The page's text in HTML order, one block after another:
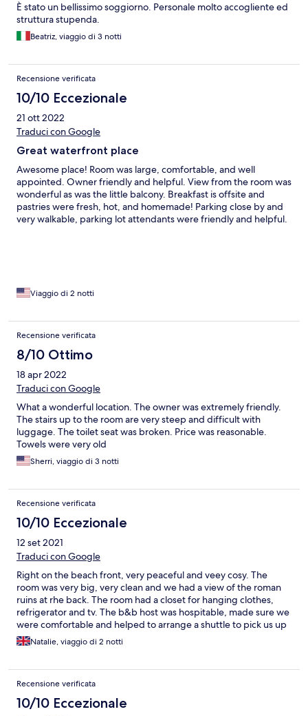
È stato un bellissimo soggiorno. Personale molto accogliente ed
struttura stupenda.
Beatriz, viaggio di 3 notti
Recensione verificata
10/10 Eccezionale
21 ott 2022
Traduci con Google
Great waterfront place
Awesome place! Room was large, comfortable, and well
appointed. Owner friendly and helpful. View from the room was
wonderful as was the little balcony. Breakfast is offsite and
pastries were fresh, hot, and homemade! Parking close by and
very walkable, parking lot attendants were friendly and helpful.
Viaggio di 2 notti
Recensione verificata
8/10 Ottimo
18 apr 2022
Traduci con Google
What a wonderful location. The owner was extremely friendly.
The stairs up to the room are very steep and difficult with
luggage. The toilet seat was broken. Price was reasonable.
Towels were very old
Sherri, viaggio di 3 notti
Recensione verificata
10/10 Eccezionale
12 set 2021
Traduci con Google
Right on the beach front, very peaceful and veey cosy. The
room was very big, very clean and we had a view of the roman
ruins at rhe back. The room had a closet for hanging clothes,
refrigerator and tv. The b&b host was hospitable, made sure we
were comfortable and helped to arrange a shuttle to pick us up
at the airport. The driver was friendly and really helpful, when
we got to the accommodation he took our luggage inside and
Natalie, viaggio di 2 notti
Recensione verificata
10/10 Eccezionale